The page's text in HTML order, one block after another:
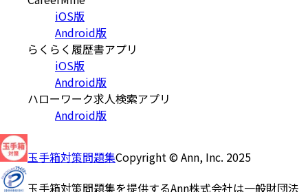
iOS版
Android版
らくらく履歴書アプリ
iOS版
Android版
ハローワーク求人検索アプリ
Android版
玉手箱対策問題集Copyright © Ann, Inc. 2025
玉手箱対策問題集を提供するAnn株式会社は一般財団法